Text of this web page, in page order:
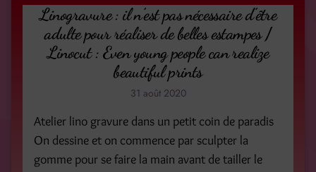
Linogravure : il n’est pas nécessaire d’être
adulte pour réaliser de belles estampes /
Linocut : Even young people can realize
beautiful prints
31 août 2020
Atelier lino gravure dans un petit coin de paradis
On dessine et on commence par sculpter la
gomme pour se faire la main avant de tailler le